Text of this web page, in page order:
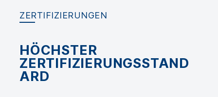
ZERTIFIZIERUNGEN
HÖCHSTER
ZERTIFIZIERUNGSSTAND
ARD